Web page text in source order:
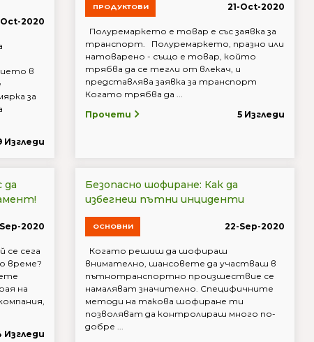
2020
в
за
Изгледи
ПРОДУКТОВИ 21-Oct-2020
Полуремаркето е товар е със заявка за
транспорт. Полуремаркето, празно или
натоварено - също е товар, който
трябва да се тегли от влекач, и
представлява заявка за транспорт
Когато трябва да ...
Прочети
5 Изгледи
да
2020
се сега
време?
на
Изгледи
Безопасно шофиране: Как да
избегнеш пътни инциденти
ОСНОВНИ 22-Sep-2020
Когато решиш да шофираш
внимателно, шансовете да участваш в
пътнотранспортно произшествие се
намаляват значително. Специфичните
методи на такова шофиране ти
позволяват да контролираш много по-
добре ...